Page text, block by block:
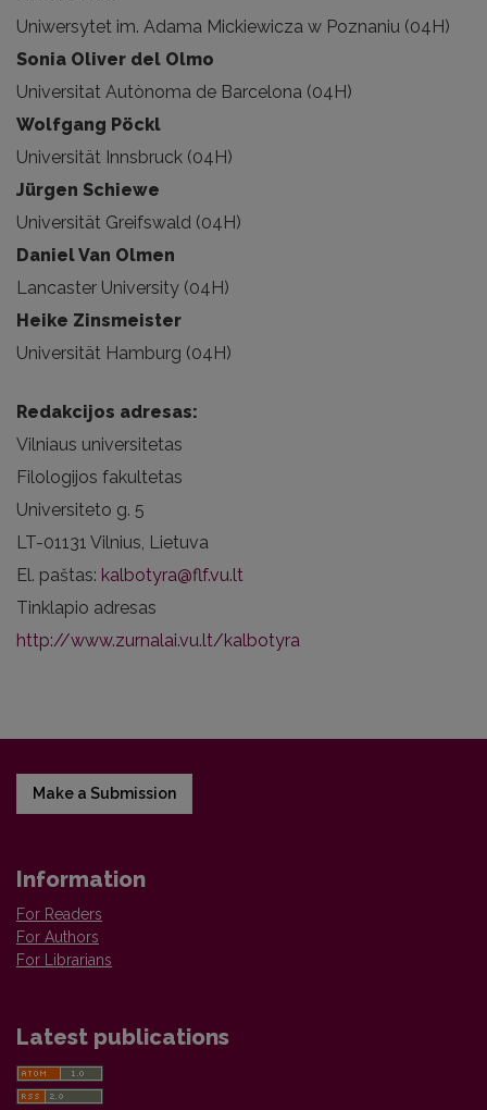
Uniwersytet im. Adama Mickiewicza w Poznaniu (04H)
Sonia Oliver del Olmo
Universitat Autònoma de Barcelona (04H)
Wolfgang Pöckl
Universität Innsbruck (04H)
Jürgen Schiewe
Universität Greifswald (04H)
Daniel Van Olmen
Lancaster University (04H)
Heike Zinsmeister
Universität Hamburg (04H)
Redakcijos adresas:
Vilniaus universitetas
Filologijos fakultetas
Universiteto g. 5
LT-01131 Vilnius, Lietuva
El. paštas: kalbotyra@flf.vu.lt
Tinklapio adresas
http://www.zurnalai.vu.lt/kalbotyra
Make a Submission
Information
For Readers
For Authors
For Librarians
Latest publications